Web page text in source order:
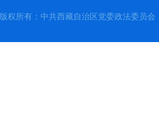
版权所有：中共西藏自治区党委政法委员